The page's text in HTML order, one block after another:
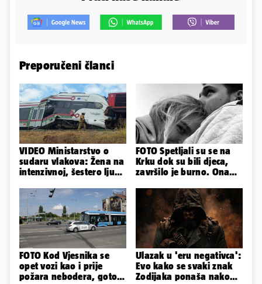
Preporučeni članci
VIDEO Ministarstvo o
sudaru vlakova: Žena na
intenzivnoj, šestero ljudi
FOTO Spetljali su se na
Krku dok su bili djeca,
završilo je burno. Ona
FOTO Kod Vjesnika se
opet vozi kao i prije
požara nebodera, gotovi
Ulazak u 'eru negativca':
Evo kako se svaki znak
Zodijaka ponaša nakon